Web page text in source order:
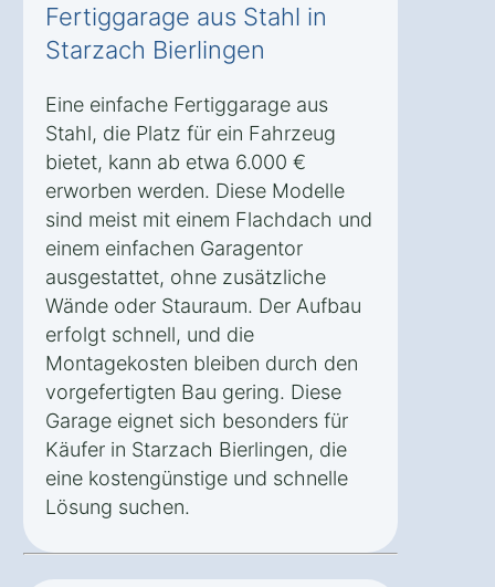
Fertiggarage aus Stahl in
Starzach Bierlingen
Eine einfache Fertiggarage aus
Stahl, die Platz für ein Fahrzeug
bietet, kann ab etwa 6.000 €
erworben werden. Diese Modelle
sind meist mit einem Flachdach und
einem einfachen Garagentor
ausgestattet, ohne zusätzliche
Wände oder Stauraum. Der Aufbau
erfolgt schnell, und die
Montagekosten bleiben durch den
vorgefertigten Bau gering. Diese
Garage eignet sich besonders für
Käufer in Starzach Bierlingen, die
eine kostengünstige und schnelle
Lösung suchen.